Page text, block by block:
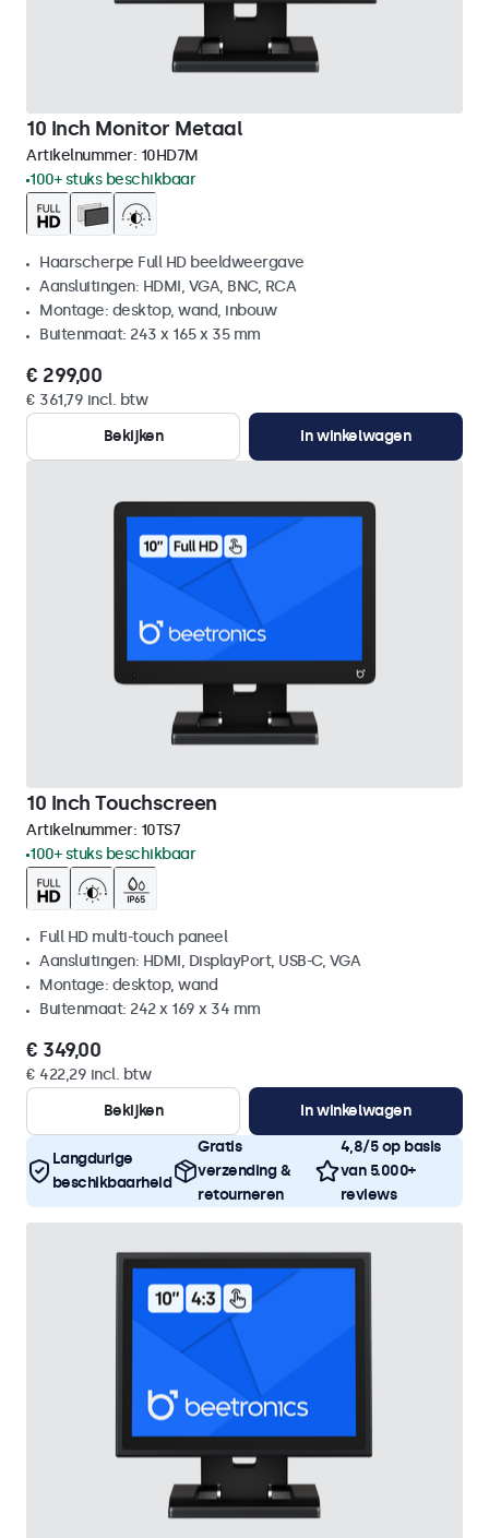
10 Inch Monitor Metaal
Artikelnummer: 10HD7M
100+ stuks beschikbaar
Haarscherpe Full HD beeldweergave
Aansluitingen: HDMI, VGA, BNC, RCA
Montage: desktop, wand, inbouw
Buitenmaat: 243 x 165 x 35 mm
€ 299,00
€ 361,79 incl. btw
Bekijken
In winkelwagen
10 Inch Touchscreen
Artikelnummer: 10TS7
100+ stuks beschikbaar
Full HD multi-touch paneel
Aansluitingen: HDMI, DisplayPort, USB-C, VGA
Montage: desktop, wand
Buitenmaat: 242 x 169 x 34 mm
€ 349,00
€ 422,29 incl. btw
Bekijken
In winkelwagen
Langdurige
beschikbaarheid
Gratis
verzending &
retourneren
4,8/5 op basis
van 5.000+
reviews